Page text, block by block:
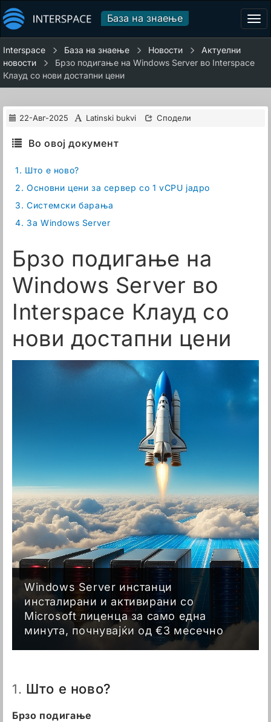
База на знаење
Interspace База на знаење Новости
Актуелни
новости
Брзо подигање на Windows Server во Interspace
Клауд со нови достапни цени
22-Авг-2025 Latinski bukvi Сподели
Во овој документ
1. Што е ново?
2. Основни цени за сервер со 1 vCPU јадро
3. Системски барања
4. За Windows Server
Брзо подигање на
Windows Server во
Interspace Клауд со
нови достапни цени
Windows Server инстанци
инсталирани и активирани со
Microsoft лиценца за само една
минута, почнувајќи од €3 месечно
1. Што е ново?
Брзо подигање